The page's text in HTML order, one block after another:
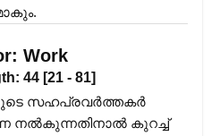
Work
44 [21 - 81]
സഹപ്രവർത്തകർ
നൽകുന്നതിനാൽ കുറച്ച്